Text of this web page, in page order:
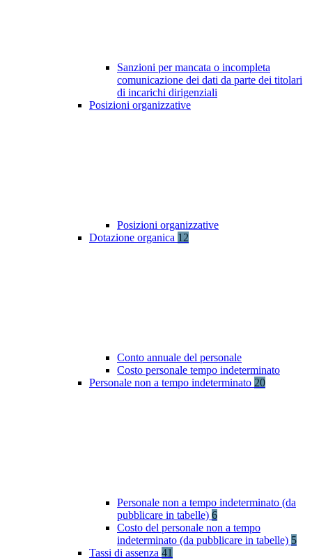
Sanzioni per mancata o incompleta
comunicazione dei dati da parte dei titolari
di incarichi dirigenziali
Posizioni organizzative
Posizioni organizzative
Dotazione organica 12
Conto annuale del personale
Costo personale tempo indeterminato
Personale non a tempo indeterminato 20
Personale non a tempo indeterminato (da
pubblicare in tabelle) 6
Costo del personale non a tempo
indeterminato (da pubblicare in tabelle) 5
Tassi di assenza 41